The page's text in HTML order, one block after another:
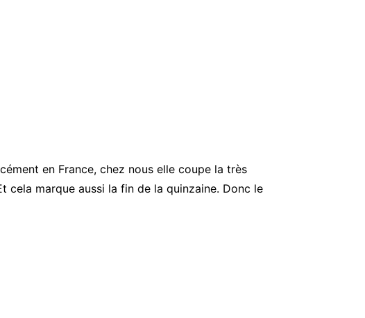
en France, chez nous elle coupe la très
cela marque aussi la fin de la quinzaine. Donc le